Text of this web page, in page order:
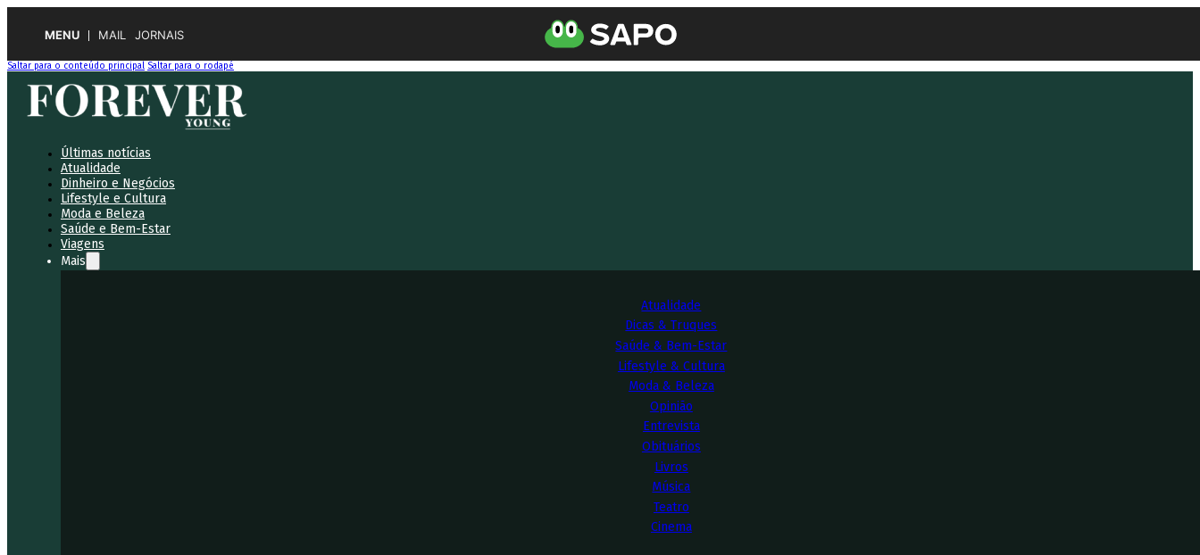
MENU MAIL JORNAIS
Saltar para o conteúdo principal Saltar para o rodapé
Últimas notícias
Atualidade
Dinheiro e Negócios
Lifestyle e Cultura
Moda e Beleza
Saúde e Bem-Estar
Viagens
Mais
Atualidade
Dicas & Truques
Saúde & Bem-Estar
Lifestyle & Cultura
Moda & Beleza
Opinião
Entrevista
Obituários
Livros
Música
Teatro
Cinema